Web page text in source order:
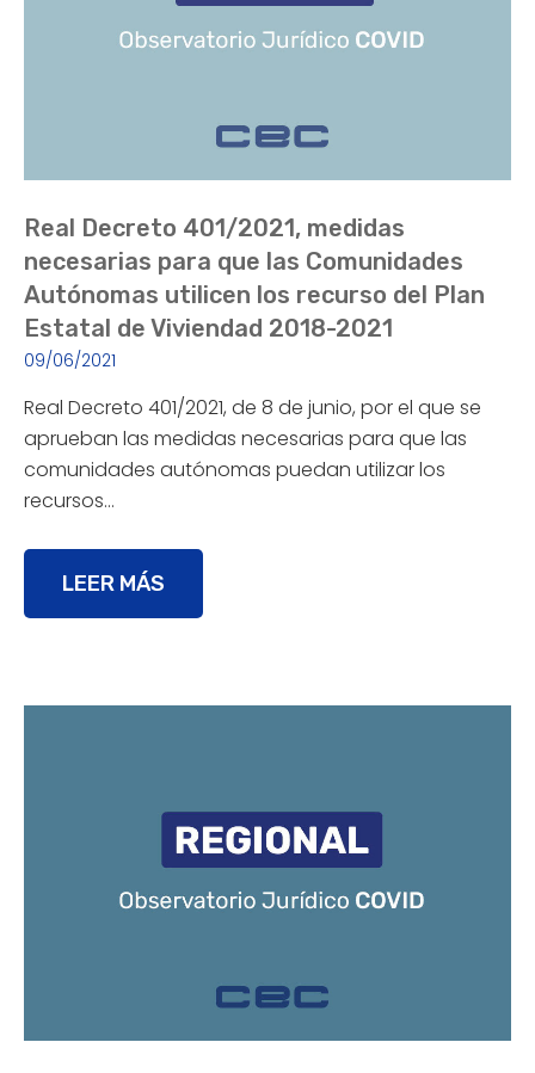
Real Decreto 401/2021, medidas
necesarias para que las Comunidades
Autónomas utilicen los recurso del Plan
Estatal de Viviendad 2018-2021
09/06/2021
Real Decreto 401/2021, de 8 de junio, por el que se
aprueban las medidas necesarias para que las
comunidades autónomas puedan utilizar los
recursos…
LEER MÁS